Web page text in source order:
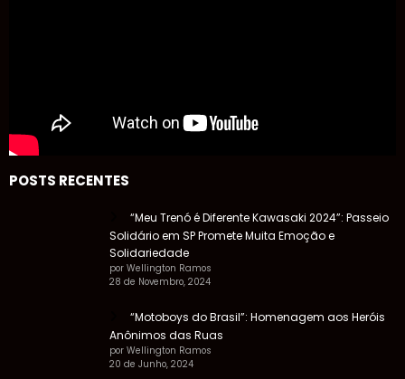
POSTS RECENTES
“Meu Trenó é Diferente Kawasaki 2024”: Passeio
Solidário em SP Promete Muita Emoção e
Solidariedade
por Wellington Ramos
28 de Novembro, 2024
“Motoboys do Brasil”: Homenagem aos Heróis
Anônimos das Ruas
por Wellington Ramos
20 de Junho, 2024